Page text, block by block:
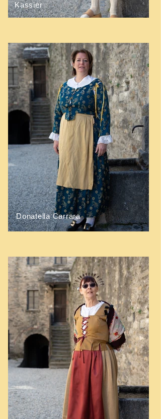
Kassier
Donatella Carrara